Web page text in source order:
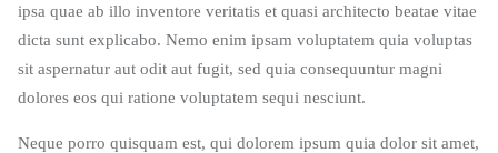
ipsa quae ab illo inventore veritatis et quasi architecto beatae vitae
dicta sunt explicabo. Nemo enim ipsam voluptatem quia voluptas
sit aspernatur aut odit aut fugit, sed quia consequuntur magni
dolores eos qui ratione voluptatem sequi nesciunt.
Neque porro quisquam est, qui dolorem ipsum quia dolor sit amet,